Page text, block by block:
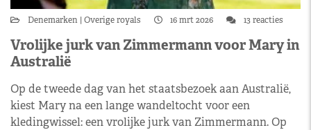
Denemarken Overige royals 16 mrt 2026 13 reacties
Vrolijke jurk van Zimmermann voor Mary in
Australië
Op de tweede dag van het staatsbezoek aan Australië,
kiest Mary na een lange wandeltocht voor een
kledingwissel: een vrolijke jurk van Zimmermann. Op